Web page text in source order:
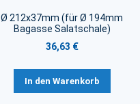
Ø 212x37mm (für Ø 194mm
Bagasse Salatschale)
36,63 €
In den Warenkorb